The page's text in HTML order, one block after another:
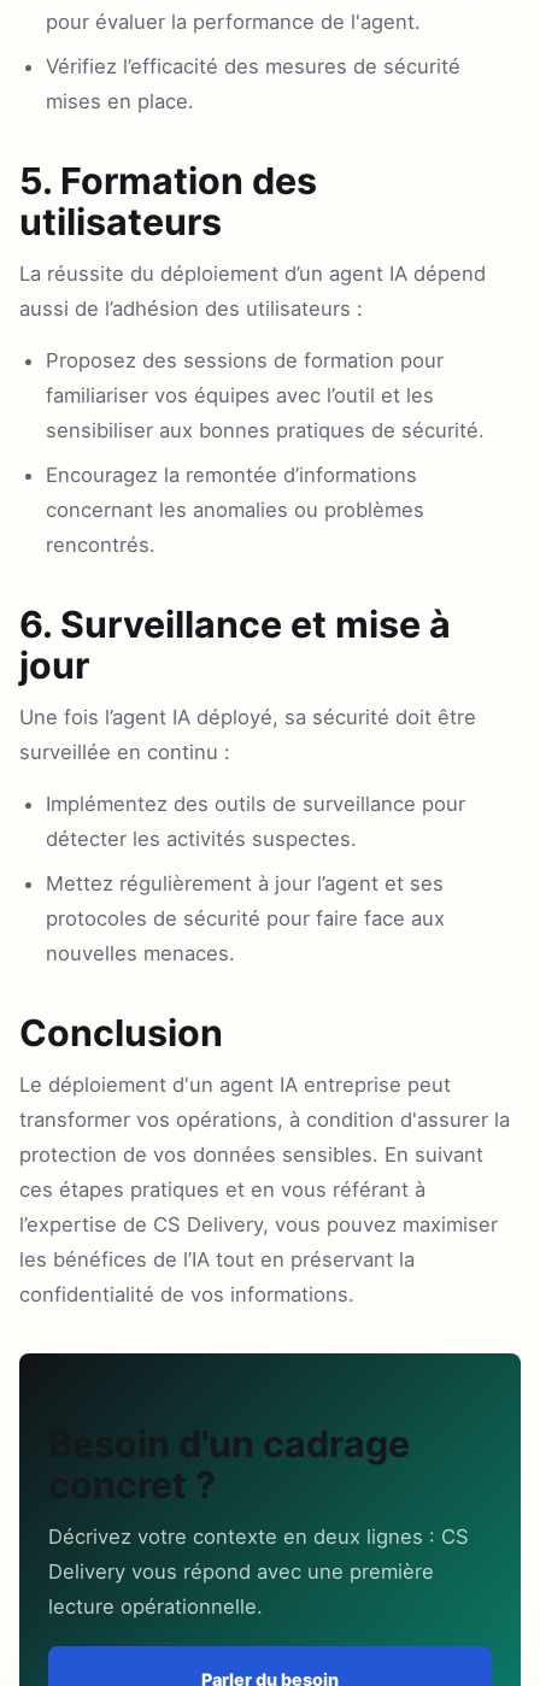
pour évaluer la performance de l'agent.
Vérifiez l’efficacité des mesures de sécurité
mises en place.
5. Formation des
utilisateurs
La réussite du déploiement d’un agent IA dépend
aussi de l’adhésion des utilisateurs :
Proposez des sessions de formation pour
familiariser vos équipes avec l’outil et les
sensibiliser aux bonnes pratiques de sécurité.
Encouragez la remontée d’informations
concernant les anomalies ou problèmes
rencontrés.
6. Surveillance et mise à
jour
Une fois l’agent IA déployé, sa sécurité doit être
surveillée en continu :
Implémentez des outils de surveillance pour
détecter les activités suspectes.
Mettez régulièrement à jour l’agent et ses
protocoles de sécurité pour faire face aux
nouvelles menaces.
Conclusion
Le déploiement d'un agent IA entreprise peut
transformer vos opérations, à condition d'assurer la
protection de vos données sensibles. En suivant
ces étapes pratiques et en vous référant à
l’expertise de CS Delivery, vous pouvez maximiser
les bénéfices de l’IA tout en préservant la
confidentialité de vos informations.
Besoin d'un cadrage
concret ?
Décrivez votre contexte en deux lignes : CS
Delivery vous répond avec une première
lecture opérationnelle.
Parler du besoin